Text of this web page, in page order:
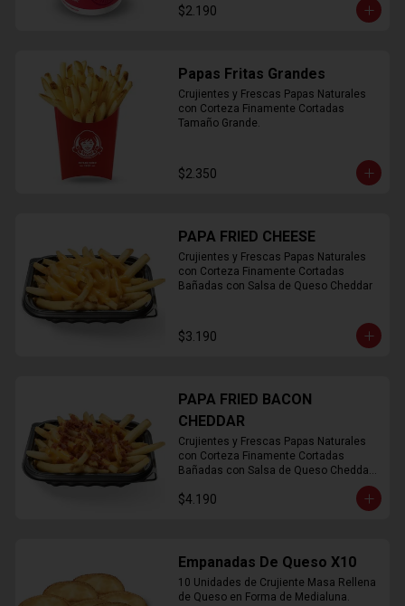
$2.190
Papas Fritas Grandes
Crujientes y Frescas Papas Naturales
con Corteza Finamente Cortadas
Tamaño Grande.
$2.350
PAPA FRIED CHEESE
Crujientes y Frescas Papas Naturales
con Corteza Finamente Cortadas
Bañadas con Salsa de Queso Cheddar
$3.190
PAPA FRIED BACON
CHEDDAR
Crujientes y Frescas Papas Naturales
con Corteza Finamente Cortadas
Bañadas con Salsa de Queso Cheddar
$4.190
Empanadas De Queso X10
10 Unidades de Crujiente Masa Rellena
de Queso en Forma de Medialuna.